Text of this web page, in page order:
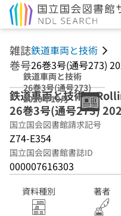
雑誌鉄道車両と技術
巻号26巻3号(通号273)
鉄道車両と技術
26巻3号(通号273)
2020年10月
鉄道車両と技術 =
26巻3号(通号273)
国立国会図書館請求記号
Z74-E354
国立国会図書館書誌ID
000007616303
資料種別 著者